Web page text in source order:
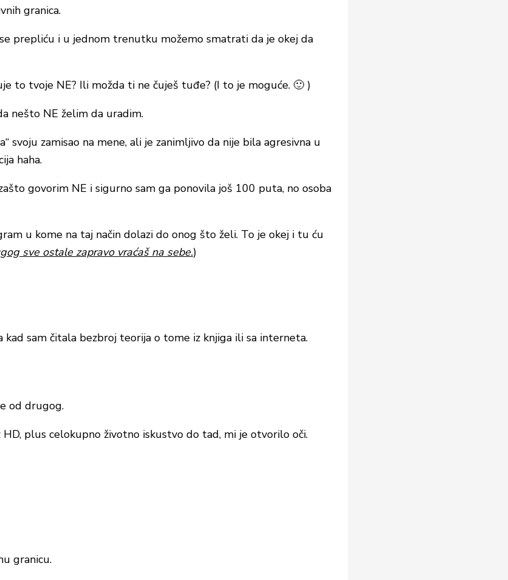
granica.
prepliću i u jednom trenutku možemo smatrati da je okej da
to tvoje NE? Ili možda ti ne čuješ tuđe? (I to je moguće. 🙂 )
nešto NE želim da uradim.
svoju zamisao na mene, ali je zanimljivo da nije bila agresivna u
haha.
govorim NE i sigurno sam ga ponovila još 100 puta, no osoba
u kome na taj način dolazi do onog što želi. To je okej i tu ću
sve ostale zapravo vraćaš na sebe.)
kad sam čitala bezbroj teorija o tome iz knjiga ili sa interneta.
od drugog.
plus celokupno životno iskustvo do tad, mi je otvorilo oči.
granicu.